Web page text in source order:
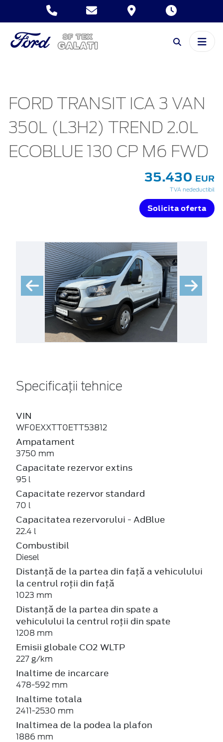
FORD TRANSIT ICA 3 VAN
350L (L3H2) TREND 2.0L
ECOBLUE 130 CP M6 FWD
35.430 EUR
TVA nedeductibil
Solicita oferta
Specificații tehnice
VIN
WF0EXXTT0ETT53812
Ampatament
3750 mm
Capacitate rezervor extins
95 l
Capacitate rezervor standard
70 l
Capacitatea rezervorului - AdBlue
22.4 l
Combustibil
Diesel
Distanță de la partea din față a vehiculului
la centrul roții din față
1023 mm
Distanță de la partea din spate a
vehiculului la centrul roții din spate
1208 mm
Emisii globale CO2 WLTP
227 g/km
Inaltime de incarcare
478-592 mm
Inaltime totala
2411-2530 mm
Inaltimea de la podea la plafon
1886 mm